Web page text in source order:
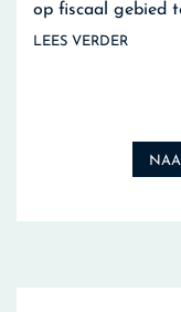
op fiscaal gebied
LEES VERDER